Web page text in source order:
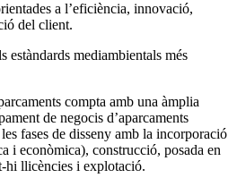
a l’eficiència, innovació,
del client.
estàndards mediambientals més
compta amb una àmplia
de negocis d’aparcaments
fases de disseny amb la incorporació
i econòmica), construcció, posada en
hi llicències i explotació.